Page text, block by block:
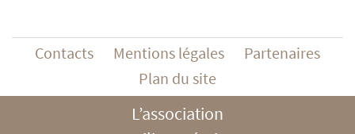
Contacts Mentions légales
Partenaires
Plan du site
L’association